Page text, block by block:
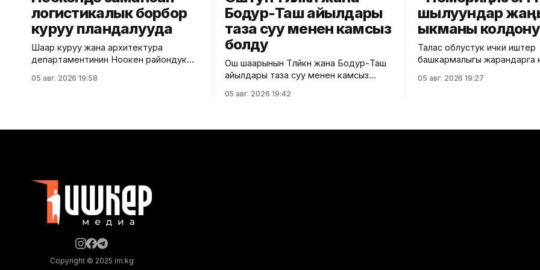
логистикалык борбор
куруу пландалууда
Шаар куруу жана архитектура
департаментинин Ноокен райондук
башкармалыгы Жалал-Абад облусунун
транспорттук-логистикалык
чарба продукцияларын сактоо, кайра
иштетүү жана ташуу үчүн заманбап
05 авг. 2026 19:58
Бодур-Таш айылдары
таза суу менен камсыз
болду
Ош шаарынын Төлөйкөн жана Бодур-Таш
айылдары таза суу менен камсыз
таза суу системасы болгон эмес. Ош
05 авг. 2026 19:42
шылуундар
ыкманы
Талас облустук ички иштер
башкармалыгы жарандарга
тууралуу эскертти. Маалыматка
көйгөй жаралганын айтып
05 авг. 2026 19:27
Copyright © 2025 im.kg